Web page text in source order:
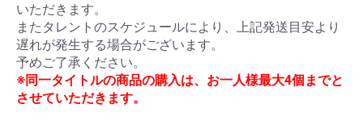
いただきます。
またタレントのスケジュールにより、上記発送目安より
遅れが発生する場合がございます。
予めご了承ください。
※同一タイトルの商品の購入は、お一人様最大4個までと
させていただきます。